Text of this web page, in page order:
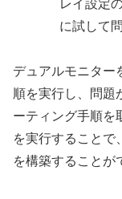
レイ設定
に試して
デュアルモニター
順を実行し、問題
ーティング手順を
を実行することで
を構築することが